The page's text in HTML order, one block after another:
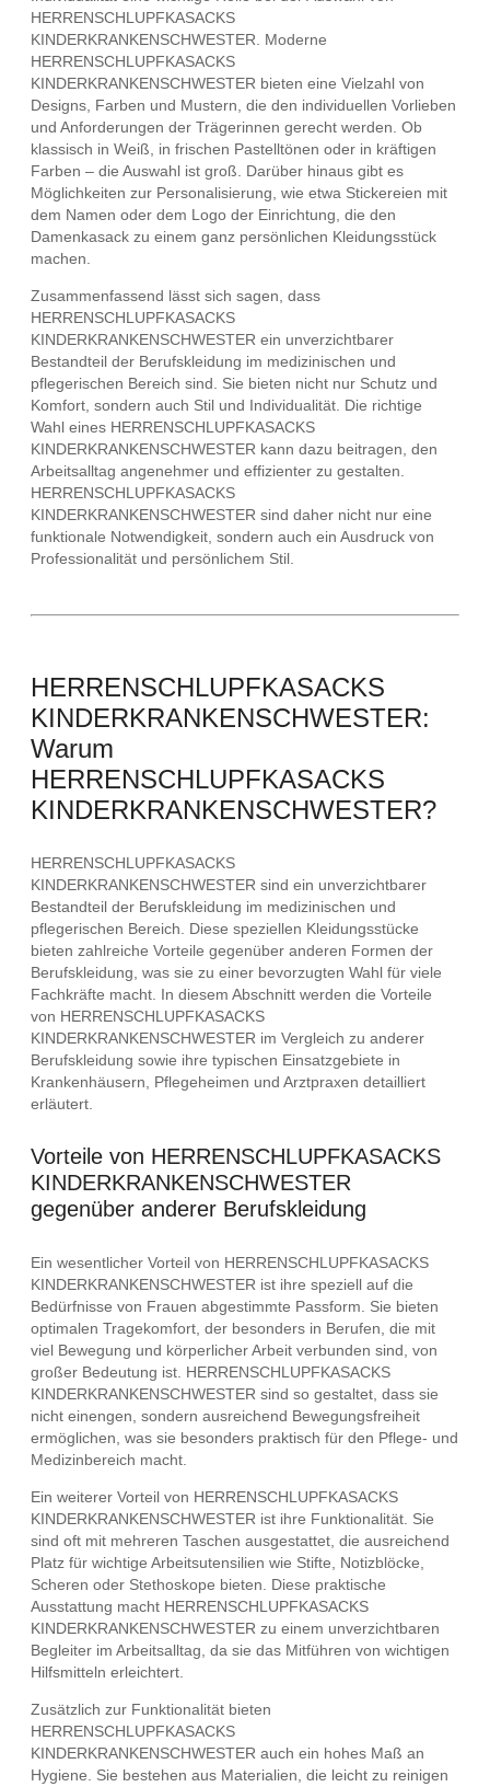
HERRENSCHLUPFKASACKS
KINDERKRANKENSCHWESTER. Moderne
HERRENSCHLUPFKASACKS
KINDERKRANKENSCHWESTER bieten eine Vielzahl von
Designs, Farben und Mustern, die den individuellen Vorlieben
und Anforderungen der Trägerinnen gerecht werden. Ob
klassisch in Weiß, in frischen Pastelltönen oder in kräftigen
Farben – die Auswahl ist groß. Darüber hinaus gibt es
Möglichkeiten zur Personalisierung, wie etwa Stickereien mit
dem Namen oder dem Logo der Einrichtung, die den
Damenkasack zu einem ganz persönlichen Kleidungsstück
machen.
Zusammenfassend lässt sich sagen, dass
HERRENSCHLUPFKASACKS
KINDERKRANKENSCHWESTER ein unverzichtbarer
Bestandteil der Berufskleidung im medizinischen und
pflegerischen Bereich sind. Sie bieten nicht nur Schutz und
Komfort, sondern auch Stil und Individualität. Die richtige
Wahl eines HERRENSCHLUPFKASACKS
KINDERKRANKENSCHWESTER kann dazu beitragen, den
Arbeitsalltag angenehmer und effizienter zu gestalten.
HERRENSCHLUPFKASACKS
KINDERKRANKENSCHWESTER sind daher nicht nur eine
funktionale Notwendigkeit, sondern auch ein Ausdruck von
Professionalität und persönlichem Stil.
HERRENSCHLUPFKASACKS
KINDERKRANKENSCHWESTER:
Warum
HERRENSCHLUPFKASACKS
KINDERKRANKENSCHWESTER?
HERRENSCHLUPFKASACKS
KINDERKRANKENSCHWESTER sind ein unverzichtbarer
Bestandteil der Berufskleidung im medizinischen und
pflegerischen Bereich. Diese speziellen Kleidungsstücke
bieten zahlreiche Vorteile gegenüber anderen Formen der
Berufskleidung, was sie zu einer bevorzugten Wahl für viele
Fachkräfte macht. In diesem Abschnitt werden die Vorteile
von HERRENSCHLUPFKASACKS
KINDERKRANKENSCHWESTER im Vergleich zu anderer
Berufskleidung sowie ihre typischen Einsatzgebiete in
Krankenhäusern, Pflegeheimen und Arztpraxen detailliert
erläutert.
Vorteile von HERRENSCHLUPFKASACKS
KINDERKRANKENSCHWESTER
gegenüber anderer Berufskleidung
Ein wesentlicher Vorteil von HERRENSCHLUPFKASACKS
KINDERKRANKENSCHWESTER ist ihre speziell auf die
Bedürfnisse von Frauen abgestimmte Passform. Sie bieten
optimalen Tragekomfort, der besonders in Berufen, die mit
viel Bewegung und körperlicher Arbeit verbunden sind, von
großer Bedeutung ist. HERRENSCHLUPFKASACKS
KINDERKRANKENSCHWESTER sind so gestaltet, dass sie
nicht einengen, sondern ausreichend Bewegungsfreiheit
ermöglichen, was sie besonders praktisch für den Pflege- und
Medizinbereich macht.
Ein weiterer Vorteil von HERRENSCHLUPFKASACKS
KINDERKRANKENSCHWESTER ist ihre Funktionalität. Sie
sind oft mit mehreren Taschen ausgestattet, die ausreichend
Platz für wichtige Arbeitsutensilien wie Stifte, Notizblöcke,
Scheren oder Stethoskope bieten. Diese praktische
Ausstattung macht HERRENSCHLUPFKASACKS
KINDERKRANKENSCHWESTER zu einem unverzichtbaren
Begleiter im Arbeitsalltag, da sie das Mitführen von wichtigen
Hilfsmitteln erleichtert.
Zusätzlich zur Funktionalität bieten
HERRENSCHLUPFKASACKS
KINDERKRANKENSCHWESTER auch ein hohes Maß an
Hygiene. Sie bestehen aus Materialien, die leicht zu reinigen